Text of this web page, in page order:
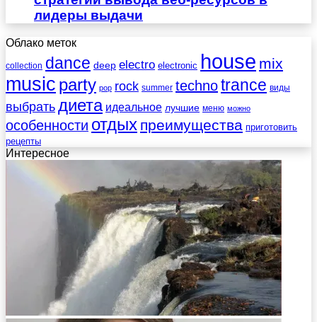
лидеры выдачи
Облако меток
collection dance deep electro electronic house mix
music party pop rock summer technotrance виды
выбратьдиета идеальное лучшие меню можно
особенности отдых преимущества приготовить
рецепты
Интересное